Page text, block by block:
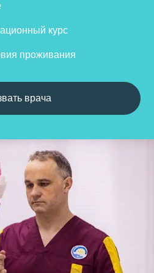
курс
проживания
врача